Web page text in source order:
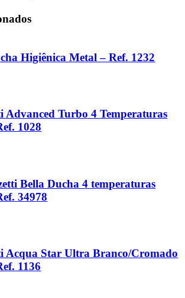
Higiênica Metal – Ref. 1232
Advanced Turbo 4 Temperaturas
1028
Bella Ducha 4 temperaturas
34978
Acqua Star Ultra Branco/Cromado
1136